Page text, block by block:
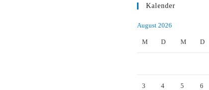
Kalender
August 2026
M D M D
3 4 5 6